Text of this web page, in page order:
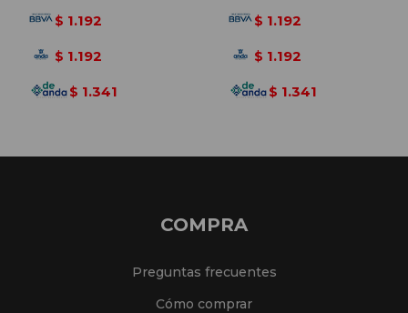
$ 1.192
$ 1.192
$ 1.341
$ 1.192
$ 1.192
$ 1.341
COMPRA
Preguntas frecuentes
Cómo comprar